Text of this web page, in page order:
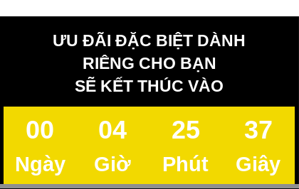
ƯU ĐÃI ĐẶC BIỆT DÀNH
RIÊNG CHO BẠN
SẼ KẾT THÚC VÀO
00
Ngày
04
Giờ
25
Phút
35
Giây